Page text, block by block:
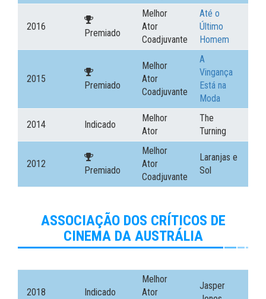
2016
Premiado
Melhor
Ator
Coadjuvante
Até o
Último
Homem
2015
Premiado
Melhor
Ator
Coadjuvante
A
Vingança
Está na
Moda
2014 Indicado
Melhor
Ator
The
Turning
2012
Premiado
Melhor
Ator
Coadjuvante
Laranjas e
Sol
ASSOCIAÇÃO DOS CRÍTICOS DE
CINEMA DA AUSTRÁLIA
2018 Indicado
Melhor
Ator
Jasper